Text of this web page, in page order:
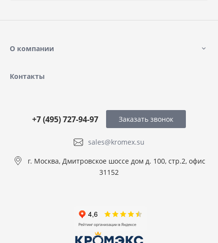
О компании
Контакты
sales@kromex.su
+7 (495) 727-94-97
г. Москва, Дмитровское шоссе дом д. 100, стр.2, офис
31152
Заказать звонок